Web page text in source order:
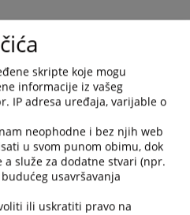
skripte koje mogu
informacije iz vašeg
IP adresa uređaja, varijable o
neophodne i bez njih web
u svom punom obimu, dok
služe za dodatne stvari (npr.
usavršavanja
ili uskratiti pravo na